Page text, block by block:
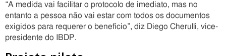
“A medida vai facilitar o protocolo de imediato, mas no
entanto a pessoa não vai estar com todos os documentos
exigidos para requerer o benefício”, diz Diego Cherulli, vice-
presidente do IBDP.